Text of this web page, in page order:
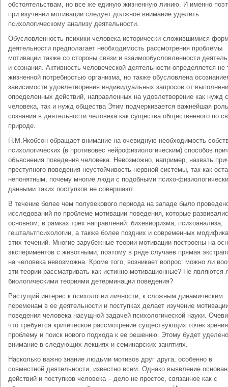
обстоятельствам, но все же единую жизненную линию. И именно
при изучении мотивации следует должное внимание уделить
психологическому анализу деятельности.
Обусловленность психики человека исторически сложившимися
деятельности предполагает необходимость рассмотрения проблемы
мотивации также со стороны связи и взаимообусловленности
и сознания. Активность человеческой деятельности определяется не
жизненной потребностью организма, но также обусловлена
зависимости удовлетворения индивидуальных запросов от
определенных действий, направленных на удовлетворение как нужд
человека, так и нужд общества Этим подчеркивается важнейшая роль
сознания в деятельности человека как существа общественного по
природе.
П.М.Якобсон обращает внимание на очевидную необходимость
психологических (в противовес нейрофизиологическим) способов
объяснения поведения человека. Невозможно, например, назвать
преступного поведения неустойчивость нервной системы, так как
непонятным, почему многие люди с подобными психо-
данными таких поступков не совершают.
В течение более чем полувекового периода на западе было
исследований по проблеме мотивации поведения, которые
основном, в рамках трех направлений: бихевиоризма, психоанализа,
гештальтпсихологии, а также более поздних и современных
этих течений. Многие зарубежные теории мотивации построены на
экспериментов с животными, поэтому в ряде случаев прямая
на человека невозможна. Кроме того, возникает вопрос: можно ли
эти теории рассматривать как истинно мотивационные? Не являются
биологическими теориями детерминации поведения?
Растущий интерес к психологии личности, к сложным динамическим
переменам в ее деятельности и поступках делает изучение
поведения человека насущной задачей психологической науки.
что требуется критическое рассмотрение существующих точек
проблему и поиск нового подхода к ее решению. Этому будет уделено
внимание в следующих лекциях и семинарских занятиях.
Насколько важно знание людьми мотивов друг друга, особенно в
совместной деятельности, известно всем. Однако выявление
действий и поступков человека – дело не простое, связанное как с